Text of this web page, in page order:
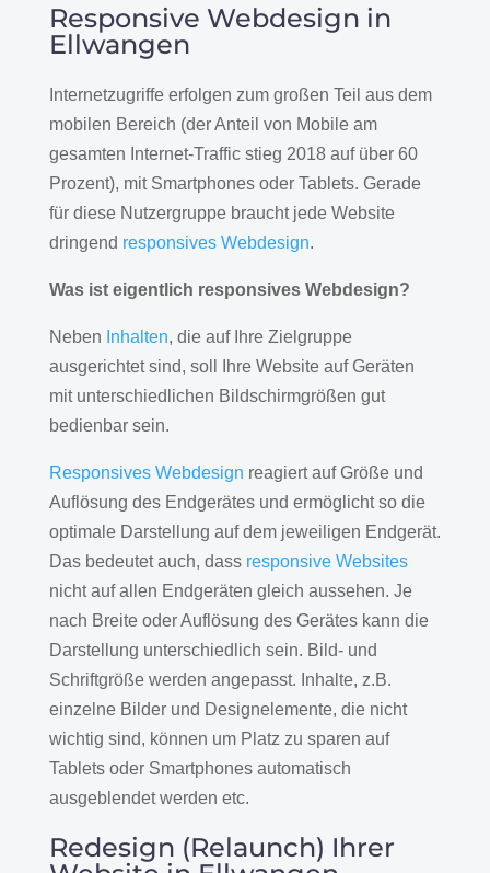
Responsive Webdesign in
Ellwangen
Internetzugriffe erfolgen zum großen Teil aus dem
mobilen Bereich (der Anteil von Mobile am
gesamten Internet-Traffic stieg 2018 auf über 60
Prozent), mit Smartphones oder Tablets. Gerade
für diese Nutzergruppe braucht jede Website
dringend responsives Webdesign.
Was ist eigentlich responsives Webdesign?
Neben Inhalten, die auf Ihre Zielgruppe
ausgerichtet sind, soll Ihre Website auf Geräten
mit unterschiedlichen Bildschirmgrößen gut
bedienbar sein.
Responsives Webdesign reagiert auf Größe und
Auflösung des Endgerätes und ermöglicht so die
optimale Darstellung auf dem jeweiligen Endgerät.
Das bedeutet auch, dass responsive Websites
nicht auf allen Endgeräten gleich aussehen. Je
nach Breite oder Auflösung des Gerätes kann die
Darstellung unterschiedlich sein. Bild- und
Schriftgröße werden angepasst. Inhalte, z.B.
einzelne Bilder und Designelemente, die nicht
wichtig sind, können um Platz zu sparen auf
Tablets oder Smartphones automatisch
ausgeblendet werden etc.
Redesign (Relaunch) Ihrer